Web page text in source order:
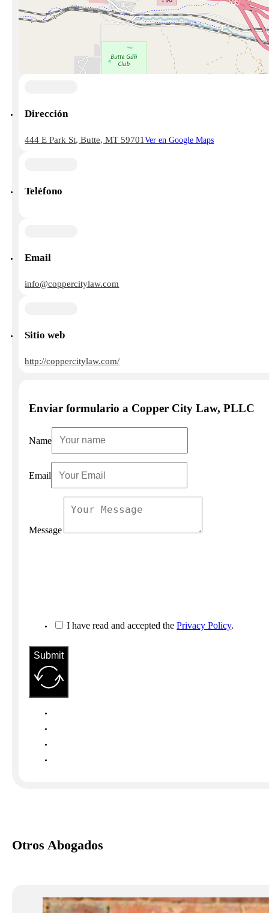
Dirección
444 E Park St, Butte, MT 59701Ver en Google Maps
Teléfono
Email
info@coppercitylaw.com
Sitio web
http://coppercitylaw.com/
Enviar formulario a Copper City Law, PLLC
Name
Email
Message
I have read and accepted thePrivacy Policy.
Submit
Otros Abogados